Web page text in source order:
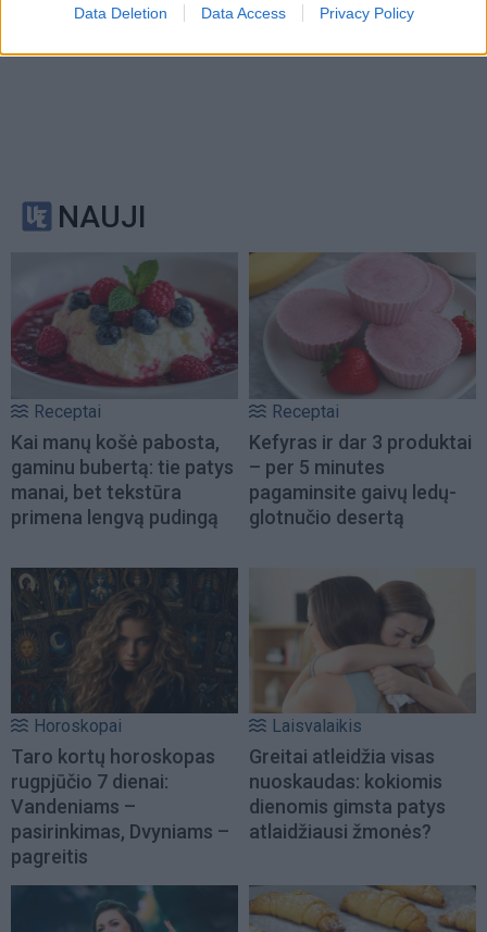
Data Deletion Data Access Privacy Policy
NAUJI
Receptai
Kai manų košė pabosta,
gaminu bubertą: tie patys
manai, bet tekstūra
primena lengvą pudingą
Receptai
Kefyras ir dar 3 produktai
– per 5 minutes
pagaminsite gaivų ledų-
glotnučio desertą
Horoskopai
Taro kortų horoskopas
rugpjūčio 7 dienai:
Vandeniams –
pasirinkimas, Dvyniams –
pagreitis
Laisvalaikis
Greitai atleidžia visas
nuoskaudas: kokiomis
dienomis gimsta patys
atlaidžiausi žmonės?